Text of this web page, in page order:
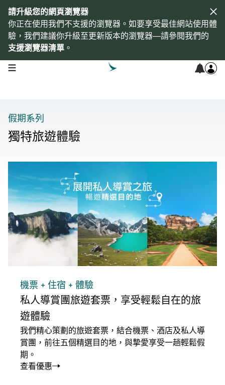
請升級您的網頁瀏覽器
你正在使用我們不支援的瀏覽器。如要享受最佳網站使用體
驗，我們建議你升級至更新版本的瀏覽器—請參閱我們的
支援瀏覽器清單 。
open navigation menu
假期系列
獨特旅遊體驗
機票 + 住宿 + 體驗
私人導賞團旅遊套票，享受輕鬆自在的旅
遊體驗
我們精心策劃的旅遊套票，結合機票、酒店及私人導
賞團，前往五個精選目的地，與摯愛享受一趟輕鬆假
期。
查看優惠